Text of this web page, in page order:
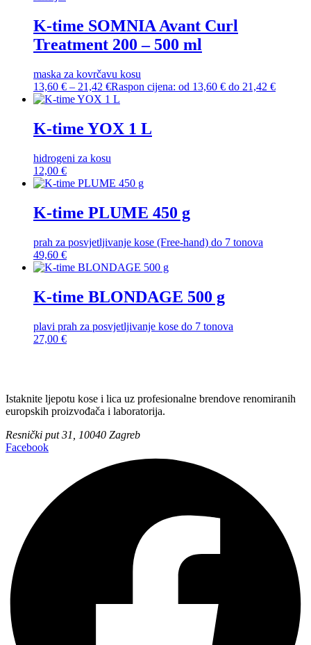
K-time SOMNIA Avant Curl
Treatment 200 – 500 ml
maska za kovrčavu kosu
13,60 € – 21,42 €Raspon cijena: od 13,60 € do 21,42 €
K-time YOX 1 L
hidrogeni za kosu
12,00 €
K-time PLUME 450 g
prah za posvjetljivanje kose (Free-hand) do 7 tonova
49,60 €
K-time BLONDAGE 500 g
plavi prah za posvjetljivanje kose do 7 tonova
27,00 €
Istaknite ljepotu kose i lica uz profesionalne brendove renomiranih
europskih proizvođača i laboratorija.
Resnički put 31, 10040 Zagreb
Facebook